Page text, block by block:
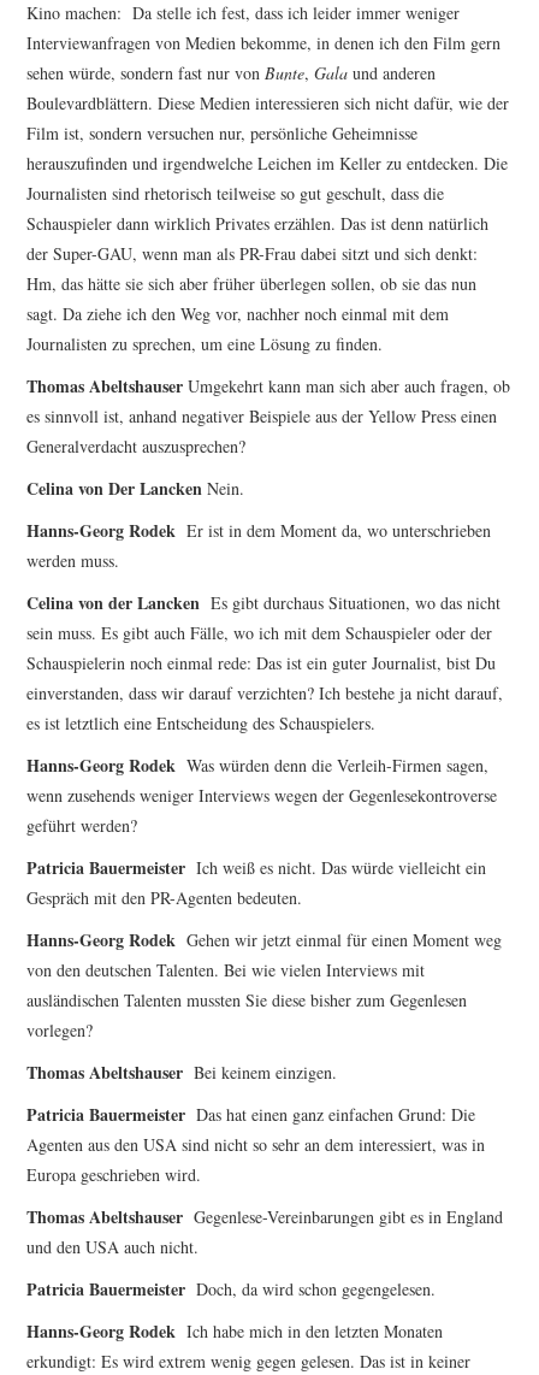
Kino machen: Da stelle ich fest, dass ich leider immer weniger
Interviewanfragen von Medien bekomme, in denen ich den Film gern
sehen würde, sondern fast nur vonBunte,Gala und anderen
Boulevardblättern. Diese Medien interessieren sich nicht dafür, wie der
Film ist, sondern versuchen nur, persönliche Geheimnisse
herauszufinden und irgendwelche Leichen im Keller zu entdecken. Die
Journalisten sind rhetorisch teilweise so gut geschult, dass die
Schauspieler dann wirklich Privates erzählen. Das ist denn natürlich
der Super-GAU, wenn man als PR-Frau dabei sitzt und sich denkt:
Hm, das hätte sie sich aber früher überlegen sollen, ob sie das nun
sagt. Da ziehe ich den Weg vor, nachher noch einmal mit dem
Journalisten zu sprechen, um eine Lösung zu finden.
Thomas Abeltshauser Umgekehrt kann man sich aber auch fragen, ob
es sinnvoll ist, anhand negativer Beispiele aus der Yellow Press einen
Generalverdacht auszusprechen?
Celina von Der Lancken Nein.
Hanns-Georg Rodek Er ist in dem Moment da, wo unterschrieben
werden muss.
Celina von der Lancken Es gibt durchaus Situationen, wo das nicht
sein muss. Es gibt auch Fälle, wo ich mit dem Schauspieler oder der
Schauspielerin noch einmal rede: Das ist ein guter Journalist, bist Du
einverstanden, dass wir darauf verzichten? Ich bestehe ja nicht darauf,
es ist letztlich eine Entscheidung des Schauspielers.
Hanns-Georg Rodek Was würden denn die Verleih-Firmen sagen,
wenn zusehends weniger Interviews wegen der Gegenlesekontroverse
geführt werden?
Patricia Bauermeister Ich weiß es nicht. Das würde vielleicht ein
Gespräch mit den PR-Agenten bedeuten.
Hanns-Georg Rodek Gehen wir jetzt einmal für einen Moment weg
von den deutschen Talenten. Bei wie vielen Interviews mit
ausländischen Talenten mussten Sie diese bisher zum Gegenlesen
vorlegen?
Thomas Abeltshauser Bei keinem einzigen.
Patricia Bauermeister Das hat einen ganz einfachen Grund: Die
Agenten aus den USA sind nicht so sehr an dem interessiert, was in
Europa geschrieben wird.
Thomas Abeltshauser Gegenlese-Vereinbarungen gibt es in England
und den USA auch nicht.
Patricia Bauermeister Doch, da wird schon gegengelesen.
Hanns-Georg Rodek Ich habe mich in den letzten Monaten
erkundigt: Es wird extrem wenig gegen gelesen. Das ist in keiner